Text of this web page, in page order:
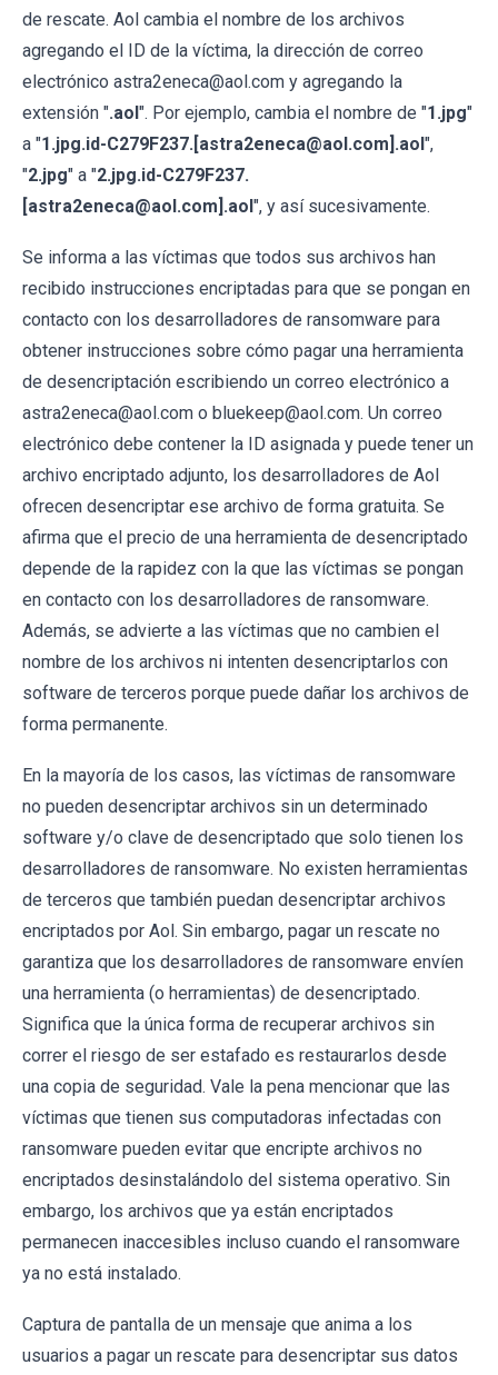
de rescate. Aol cambia el nombre de los archivos
agregando el ID de la víctima, la dirección de correo
electrónico astra2eneca@aol.com y agregando la
extensión ".aol". Por ejemplo, cambia el nombre de "1.jpg"
a "1.jpg.id-C279F237.[astra2eneca@aol.com].aol",
"2.jpg" a "2.jpg.id-C279F237.
[astra2eneca@aol.com].aol", y así sucesivamente.
Se informa a las víctimas que todos sus archivos han
recibido instrucciones encriptadas para que se pongan en
contacto con los desarrolladores de ransomware para
obtener instrucciones sobre cómo pagar una herramienta
de desencriptación escribiendo un correo electrónico a
astra2eneca@aol.com o bluekeep@aol.com. Un correo
electrónico debe contener la ID asignada y puede tener un
archivo encriptado adjunto, los desarrolladores de Aol
ofrecen desencriptar ese archivo de forma gratuita. Se
afirma que el precio de una herramienta de desencriptado
depende de la rapidez con la que las víctimas se pongan
en contacto con los desarrolladores de ransomware.
Además, se advierte a las víctimas que no cambien el
nombre de los archivos ni intenten desencriptarlos con
software de terceros porque puede dañar los archivos de
forma permanente.
En la mayoría de los casos, las víctimas de ransomware
no pueden desencriptar archivos sin un determinado
software y/o clave de desencriptado que solo tienen los
desarrolladores de ransomware. No existen herramientas
de terceros que también puedan desencriptar archivos
encriptados por Aol. Sin embargo, pagar un rescate no
garantiza que los desarrolladores de ransomware envíen
una herramienta (o herramientas) de desencriptado.
Significa que la única forma de recuperar archivos sin
correr el riesgo de ser estafado es restaurarlos desde
una copia de seguridad. Vale la pena mencionar que las
víctimas que tienen sus computadoras infectadas con
ransomware pueden evitar que encripte archivos no
encriptados desinstalándolo del sistema operativo. Sin
embargo, los archivos que ya están encriptados
permanecen inaccesibles incluso cuando el ransomware
ya no está instalado.
Captura de pantalla de un mensaje que anima a los
usuarios a pagar un rescate para desencriptar sus datos